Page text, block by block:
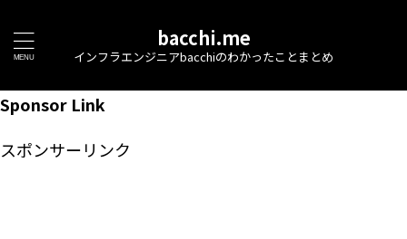
bacchi.me
インフラエンジニアbacchiのわかったことまとめ
Sponsor Link
スポンサーリンク